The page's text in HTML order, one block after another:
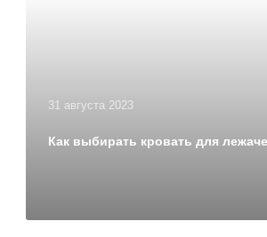
31 августа 2023
Как выбирать кровать для